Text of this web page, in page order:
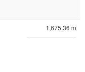
1,675.36 m